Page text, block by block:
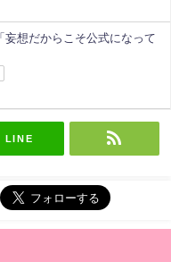
想だからこそ公式になって
LINE